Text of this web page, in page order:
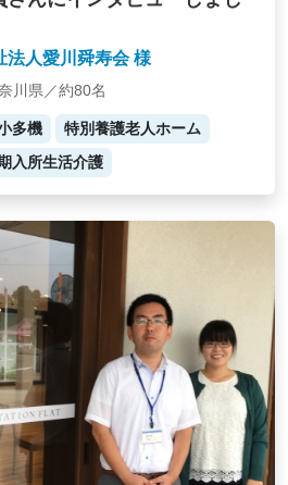
法人愛川舜寿会 様
川県／約80名
多機
特別養護老人ホーム
入所生活介護